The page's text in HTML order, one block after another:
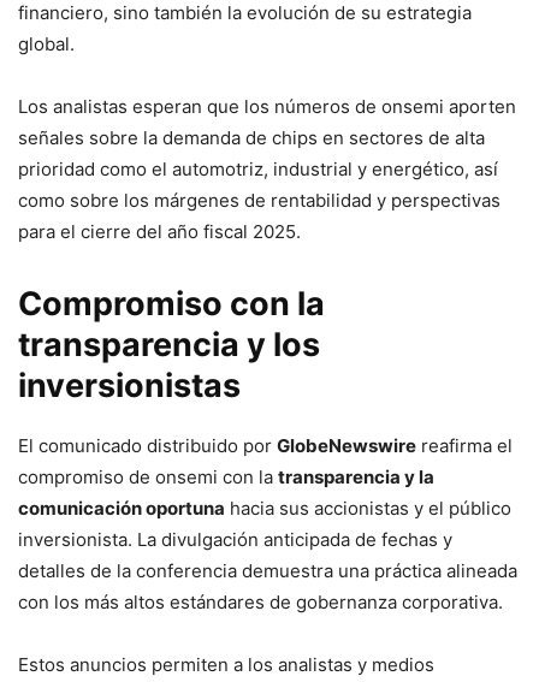
financiero, sino también la evolución de su estrategia
global.
Los analistas esperan que los números de onsemi aporten
señales sobre la demanda de chips en sectores de alta
prioridad como el automotriz, industrial y energético, así
como sobre los márgenes de rentabilidad y perspectivas
para el cierre del año fiscal 2025.
Compromiso con la
transparencia y los
inversionistas
El comunicado distribuido por GlobeNewswire reafirma el
compromiso de onsemi con la transparencia y la
comunicación oportuna hacia sus accionistas y el público
inversionista. La divulgación anticipada de fechas y
detalles de la conferencia demuestra una práctica alineada
con los más altos estándares de gobernanza corporativa.
Estos anuncios permiten a los analistas y medios